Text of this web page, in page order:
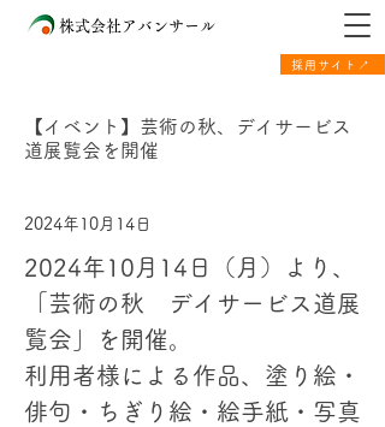
採用サイト↗
株式会社アバンサール
【イベント】芸術の秋、デイサービス
道展覧会を開催
2024年10月14日
2024年10月14日（月）より、
「芸術の秋　デイサービス道展
覧会」を開催。
利用者様による作品、塗り絵・
俳句・ちぎり絵・絵手紙・写真